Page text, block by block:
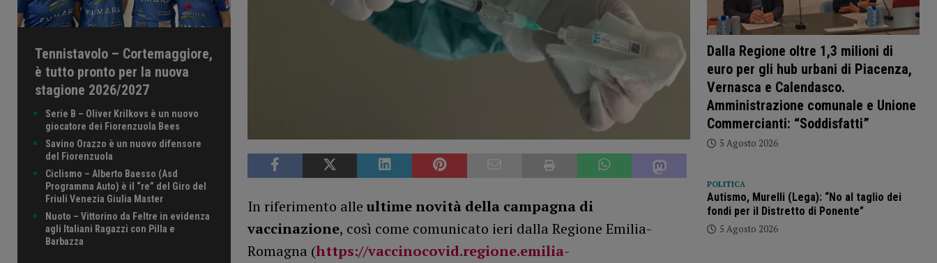
In riferimento alle ultime novità della campagna di
vaccinazione, così come comunicato ieri dalla Regione Emilia-
Romagna (https://vaccinocovid.regione.emilia-
Tennistavolo – Cortemaggiore,
è tutto pronto per la nuova
stagione 2026/2027
Serie B – Oliver Krilkovs è un nuovo
giocatore dei Fiorenzuola Bees
Savino Orazzo è un nuovo difensore
del Fiorenzuola
Ciclismo – Alberto Baesso (Asd
Programma Auto) è il “re” del Giro del
Friuli Venezia Giulia Master
Nuoto – Vittorino da Feltre in evidenza
agli Italiani Ragazzi con Pilla e
Barbazza
Dalla Regione oltre 1,3 milioni di
euro per gli hub urbani di Piacenza,
Vernasca e Calendasco.
Amministrazione comunale e Unione
Commercianti: “Soddisfatti”
5 Agosto 2026
POLITICA
Autismo, Murelli (Lega): “No al taglio dei
fondi per il Distretto di Ponente”
5 Agosto 2026